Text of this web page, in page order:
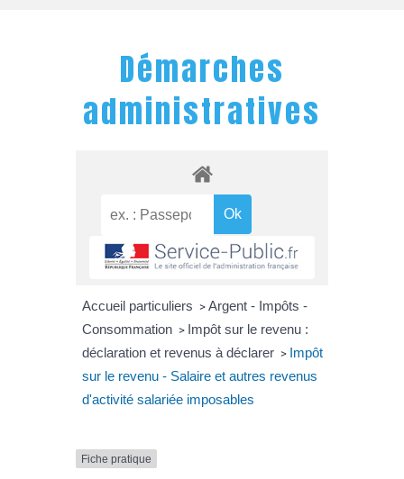
Démarches
administratives
Accueil particuliers > Argent - Impôts -
Consommation > Impôt sur le revenu :
déclaration et revenus à déclarer > Impôt
sur le revenu - Salaire et autres revenus
d'activité salariée imposables
Fiche pratique